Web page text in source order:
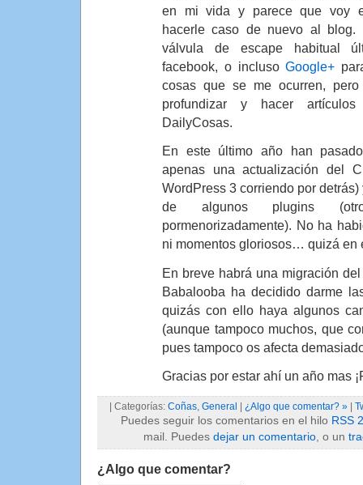
en mi vida y parece que voy
hacerle caso de nuevo al
válvula de escape habitual
facebook, o inclusoGoogle+
cosas que se me ocurren,
profundizar y hacer
DailyCosas.
En este último año han
apenas una actualización del
WordPress 3 corriendo por
de algunos plugins
pormenorizadamente). No ha
ni momentos gloriosos… quizá en
En breve habrá una migración
Babalooba ha decidido darme
quizás con ello haya algunos
(aunque tampoco muchos, que
pues tampoco os afecta
Gracias por estar ahí un año mas
| Categorías: Coñas, General ¿Algo que comentar? »
Puedes seguir los comentarios en el hilo RSS
mail. Puedes dejar un comentario , o un
¿Algo que comentar?